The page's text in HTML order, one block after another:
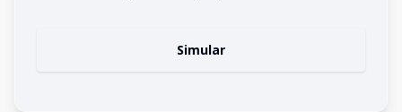
Simular